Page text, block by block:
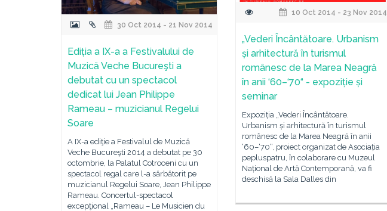
10 Oct 2014 - 23 Nov 2014
„Vederi Încântătoare. Urbanism
și arhitectură în turismul
românesc de la Marea Neagră
în anii ‘60–‘70“ - expoziție și
seminar
Expoziția „Vederi Încântătoare.
Urbanism și arhitectură în turismul
românesc de la Marea Neagră în anii
‘60–‘70“, proiect organizat de Asociația
pepluspatru, în colaborare cu Muzeul
Național de Artă Contemporană, va fi
deschisă la Sala Dalles din
30 Oct 2014 - 21 Nov 2014
Ediția a IX-a a Festivalului de
Muzică Veche Bucureşti a
debutat cu un spectacol
dedicat lui Jean Philippe
Rameau – muzicianul Regelui
Soare
A IX-a ediţie a Festivalul de Muzică
Veche Bucureşti 2014 a debutat pe 30
octombrie, la Palatul Cotroceni cu un
spectacol regal care l-a sărbătorit pe
muzicianul Regelui Soare, Jean Philippe
Rameau. Concertul-spectacol
excepţional „Rameau – Le Musicien du